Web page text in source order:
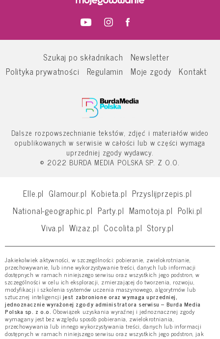
Szukaj po składnikach
Newsletter
Polityka prywatności
Regulamin Moje zgody Kontakt
Dalsze rozpowszechnianie tekstów, zdjęć i materiałów wideo
opublikowanych w serwisie w całości lub w części wymaga
uprzedniej zgody wydawcy.
© 2022 BURDA MEDIA POLSKA SP. Z O.O.
Elle.pl Glamour.pl Kobieta.pl Przyslijprzepis.pl
National-geographic.pl Party.pl Mamotoja.pl Polki.pl
Viva.pl Wizaz.pl Cocolita.pl Story.pl
Jakiekolwiek aktywności, w szczególności: pobieranie, zwielokrotnianie,
przechowywanie, lub inne wykorzystywanie treści, danych lub informacji
dostępnych w ramach niniejszego serwisu oraz wszystkich jego podstron, w
szczególności w celu ich eksploracji, zmierzającej do tworzenia, rozwoju,
modyfikacji i szkolenia systemów uczenia maszynowego, algorytmów lub
sztucznej inteligencji jest zabronione oraz wymaga uprzedniej,
jednoznacznie wyrażonej zgody administratora serwisu – Burda Media
Polska sp. z o.o. Obowiązek uzyskania wyraźnej i jednoznacznej zgody
wymagany jest bez względu sposób pobierania, zwielokrotniania,
przechowywania lub innego wykorzystywania treści, danych lub informacji
dostępnych w ramach niniejszego serwisu oraz wszystkich jego podstron, jak